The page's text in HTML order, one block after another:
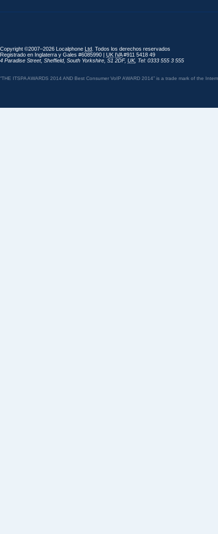
Copyright ©2007–2026 Localphone Ltd . Todos los derechos reservados
Registrado en Inglaterra y Gales #6085990 | UK IVA#911 5418 49
4 Paradise Street, Sheffield, South Yorkshire S1 2DF, UK, Tel: 0333 555 3 555
“THE ITSPA AWARDS 2014 AND Best Consumer VoIP AWARD 2014” is a trade mark of the